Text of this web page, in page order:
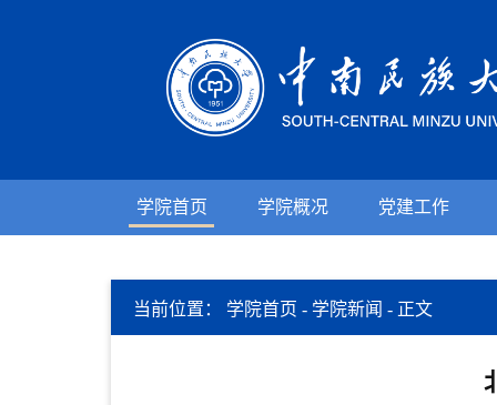
学院首页 学院概况 党建工作
当前位置： 学院首页 - 学院新闻 - 正文